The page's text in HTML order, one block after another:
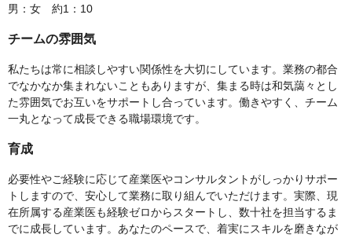
男：女 約1：10
チームの雰囲気
私たちは常に相談しやすい関係性を大切にしています。業務の都合
でなかなか集まれないこともありますが、集まる時は和気藹々とし
た雰囲気でお互いをサポートし合っています。働きやすく、チーム
一丸となって成長できる職場環境です。
育成
必要性やご経験に応じて産業医やコンサルタントがしっかりサポー
トしますので、安心して業務に取り組んでいただけます。実際、現
在所属する産業医も経験ゼロからスタートし、数十社を担当するま
でに成長しています。あなたのペースで、着実にスキルを磨きなが